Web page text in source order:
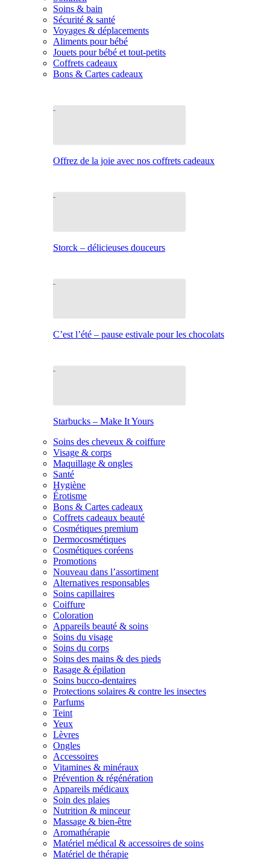
Soins & bain
Sécurité & santé
Voyages & déplacements
Aliments pour bébé
Jouets pour bébé et tout-petits
Coffrets cadeaux
Bons & Cartes cadeaux
Offrez de la joie avec nos coffrets cadeaux
Storck – délicieuses douceurs
C’est l’été – pause estivale pour les chocolats
Starbucks – Make It Yours
Soins des cheveux & coiffure
Visage & corps
Maquillage & ongles
Santé
Hygiène
Érotisme
Bons & Cartes cadeaux
Coffrets cadeaux beauté
Cosmétiques premium
Dermocosmétiques
Cosmétiques coréens
Promotions
Nouveau dans l’assortiment
Alternatives responsables
Soins capillaires
Coiffure
Coloration
Appareils beauté & soins
Soins du visage
Soins du corps
Soins des mains & des pieds
Rasage & épilation
Soins bucco-dentaires
Protections solaires & contre les insectes
Parfums
Teint
Yeux
Lèvres
Ongles
Accessoires
Vitamines & minéraux
Prévention & régénération
Appareils médicaux
Soin des plaies
Nutrition & minceur
Massage & bien-être
Aromathérapie
Matériel médical & accessoires de soins
Matériel de thérapie